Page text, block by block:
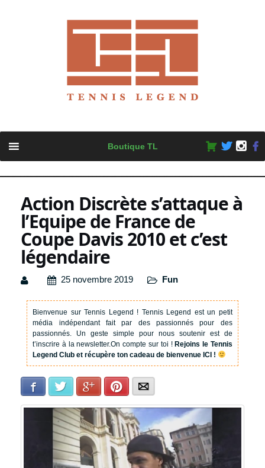
content
Boutique TL
Action Discrète s’attaque à
l’Equipe de France de
Coupe Davis 2010 et c’est
légendaire
25 novembre 2019 Fun
Bienvenue sur Tennis Legend ! Tennis Legend est un petit
média indépendant fait par des passionnés pour des
passionnés. Un geste simple pour nous soutenir est de
t’inscrire à la newsletter.On compte sur toi !Rejoins le Tennis
Legend Club et récupère ton cadeau de bienvenue ICI !
Facebook Twitter Google+Pinterest